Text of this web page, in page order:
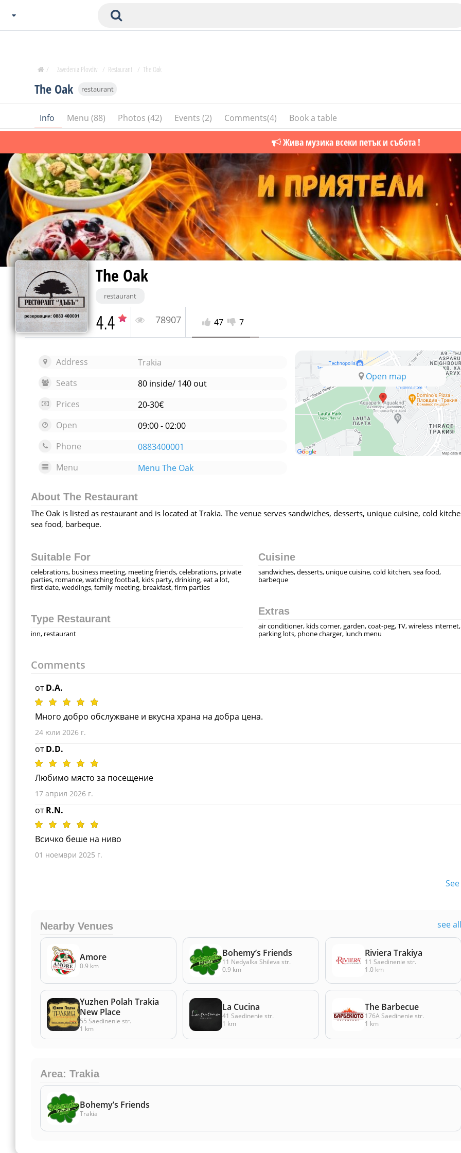
Plovdiv
Burgas
Basnko
Ohters
SOFIA
Plovdiv
Veliko Tarnovo
Basnko
The Oak restaurant
Info Menu (88) Photos (42) Events (2) Comments(4) Book a table
/ Zavedenia Plovdiv / Restaurant / The Oak
Жива музика всеки петък и събота !
The Oak
restaurant
4.4 78907 47 7
Address
Trakia
Seats
80 inside/ 140 out
Prices
20-30€
Open
09:00 - 02:00
Phone
0883400001
Menu
Menu The Oak
Open map
About The Restaurant
The Oak is listed as restaurant and is located at Trakia. The venue serves sandwiches, desserts, unique cuisine, cold
sea food, barbeque.
Suitable For
celebrations, business meeting, meeting friends, celebrations, private
parties, romance, watching football, kids party, drinking, eat a lot,
first date, weddings, family meeting, breakfast, firm parties
Type Restaurant
inn, restaurant
Cuisine
sandwiches, desserts, unique cuisine, cold kitchen, sea food,
barbeque
Extras
air conditioner, kids corner, garden, coat-peg, TV, wireless internet,
parking lots, phone charger, lunch menu
Comments
отD.A.
Много добро обслужване и вкусна храна на добра цена.
24 юли 2026 г.
отD.D.
Любимо място за посещение
17 април 2026 г.
отR.N.
Всичко беше на ниво
01 ноември 2025 г.
Nearby Venues see all
Amore
0.9 km
Bohemy’s Friends
11 Nedyalka Shileva str.
0.9 km
Riviera Trakiya
11 Saedinenie str.
1.0 km
Yuzhen Polah Trakia
New Place
55 Saedinenie str.
1 km
La Cucina
41 Saedinenie str.
1 km
The Barbecue
176А Saedinenie str.
1 km
Area: Trakia
Bohemy’s Friends
Trakia